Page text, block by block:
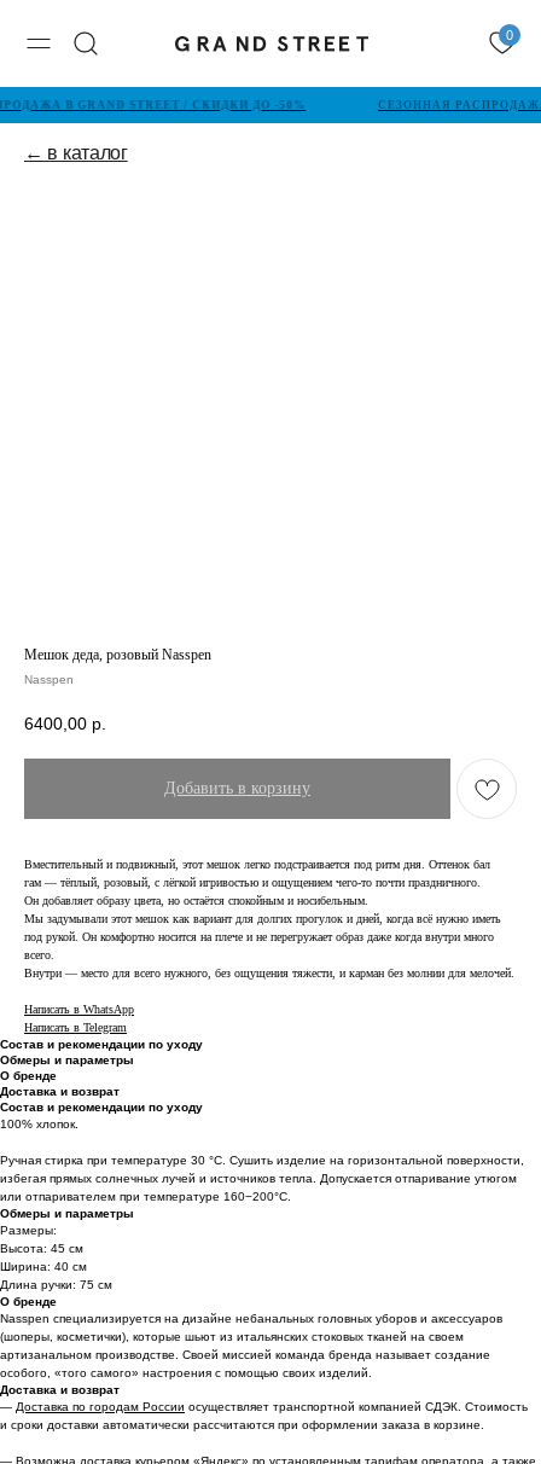
0
В GRAND STREET / СКИДКИ ДО -50% СЕЗОННАЯ РАСПРОДАЖА
← в каталог
Мешок деда, розовый Nasspen
Nasspen
6400,00 р.
Добавить в корзину
Вместительный и подвижный, этот мешок легко подстраивается под ритм дня. Оттенок бал
гам — тёплый, розовый, с лёгкой игривостью и ощущением чего-то почти праздничного.
Он добавляет образу цвета, но остаётся спокойным и носибельным.
Мы задумывали этот мешок как вариант для долгих прогулок и дней, когда всё нужно иметь
под рукой. Он комфортно носится на плече и не перегружает образ даже когда внутри много
всего.
Внутри — место для всего нужного, без ощущения тяжести, и карман без молнии для мелочей.
Написать в WhatsApp
Написать в Telegram
Состав и рекомендации по уходу
Обмеры и параметры
О бренде
Доставка и возврат
Состав и рекомендации по уходу
100% хлопок.
Ручная стирка при температуре 30 °C. Сушить изделие на горизонтальной поверхности,
избегая прямых солнечных лучей и источников тепла. Допускается отпаривание утюгом
или отпаривателем при температуре 160−200°C.
Обмеры и параметры
Размеры:
Высота: 45 см
Ширина: 40 см
Длина ручки: 75 см
О бренде
Nasspen специализируется на дизайне небанальных головных уборов и аксессуаров
(шоперы, косметички), которые шьют из итальянских стоковых тканей на своем
артизанальном производстве. Своей миссией команда бренда называет создание
особого, «того самого» настроения с помощью своих изделий.
Доставка и возврат
— Доставка по городам России осуществляет транспортной компанией СДЭК. Стоимость
и сроки доставки автоматически рассчитаются при оформлении заказа в корзине.
— Возможна доставка курьером «Яндекс» по установленным тарифам оператора, а также